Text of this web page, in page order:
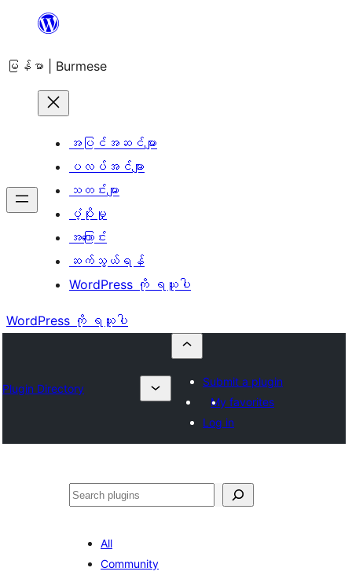
အကြောင်းအရာ
ကျော်သွား
မြန်မာ | Burmese
အပြင်အဆင်များ
ပလပ်အင်များ
သတင်းများ
ပံ့ပိုးမှု
အကြောင်း
ဆက်သွယ်ရန်
WordPress ကို ရယူပါ
WordPress ကို ရယူပါ
Plugin Directory
Submit a plugin
My favorites
Log in
ရှာ
All
Community